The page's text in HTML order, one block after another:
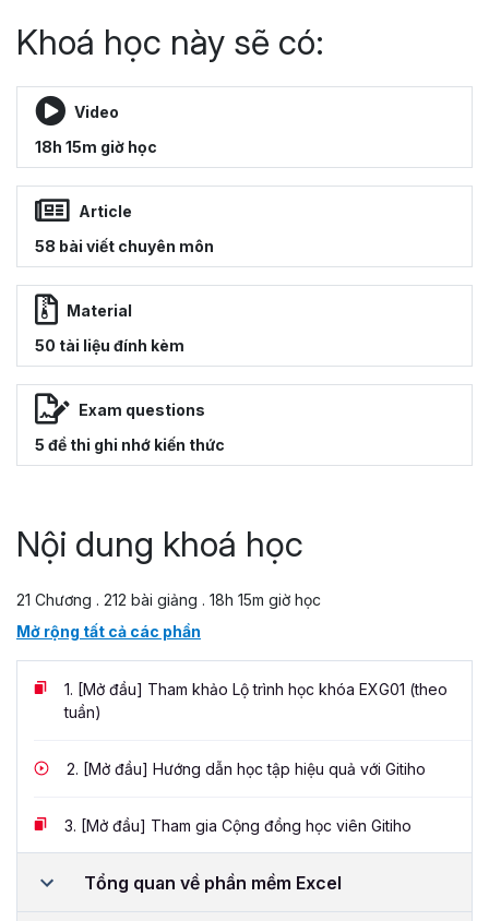
Khoá học này sẽ có:
Video
18h 15m giờ học
Article
58 bài viết chuyên môn
Material
50 tài liệu đính kèm
Exam questions
5 đề thi ghi nhớ kiến thức
Nội dung khoá học
21 Chương . 212 bài giảng . 18h 15m giờ học
Mở rộng tất cả các phần
1. [Mở đầu] Tham khảo Lộ trình học khóa EXG01 (theo
tuần)
2. [Mở đầu] Hướng dẫn học tập hiệu quả với Gitiho
3. [Mở đầu] Tham gia Cộng đồng học viên Gitiho
Tổng quan về phần mềm Excel